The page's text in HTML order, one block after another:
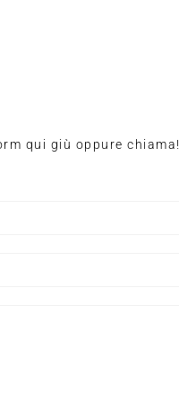
qui giù oppure chiama!